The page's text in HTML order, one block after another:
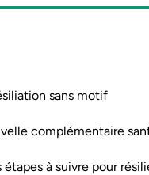
sans motif
complémentaire
à suivre pour